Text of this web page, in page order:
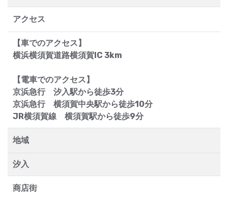
アクセス
【車でのアクセス】
横浜横須賀道路横須賀IC 3km
【電車でのアクセス】
京浜急行 汐入駅から徒歩3分
京浜急行 横須賀中央駅から徒歩10分
JR横須賀線 横須賀駅から徒歩9分
地域
汐入
商店街